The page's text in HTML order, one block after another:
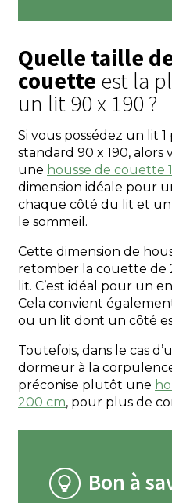
Quelle taille de housse de
couette est la
un lit 90 x 190 ?
Si vous possédez un lit
standard 90 x 190,
une housse de couette
dimension idéale pour
chaque côté du lit et
le sommeil.
Cette dimension de
retomber la couette de
lit. C’est idéal pour un
Cela convient
ou un lit dont un côté
Toutefois, dans le cas
dormeur à la
préconise plutôt une
200 cm, pour plus de
Bon à